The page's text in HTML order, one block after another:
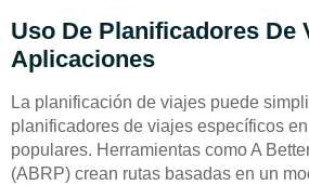
Uso De Planificadores De
Aplicaciones
La planificación de viajes puede
planificadores de viajes específicos
populares. Herramientas como A
(ABRP) crean rutas basadas en un